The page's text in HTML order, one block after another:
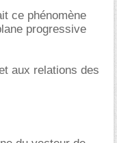
ce phénomène
progressive
aux relations des